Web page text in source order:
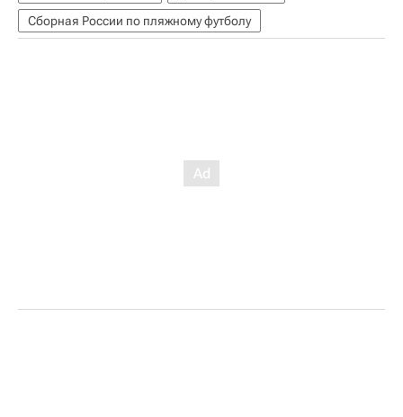
Сборная России по пляжному футболу